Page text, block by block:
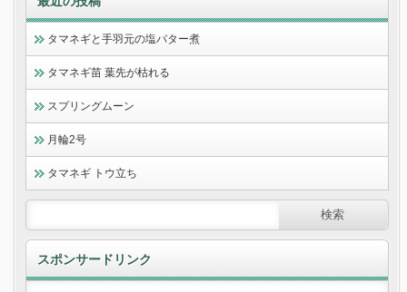
タマネギと手羽元の塩バター煮
タマネギ苗 葉先が枯れる
スプリングムーン
月輪2号
タマネギ トウ立ち
スポンサードリンク